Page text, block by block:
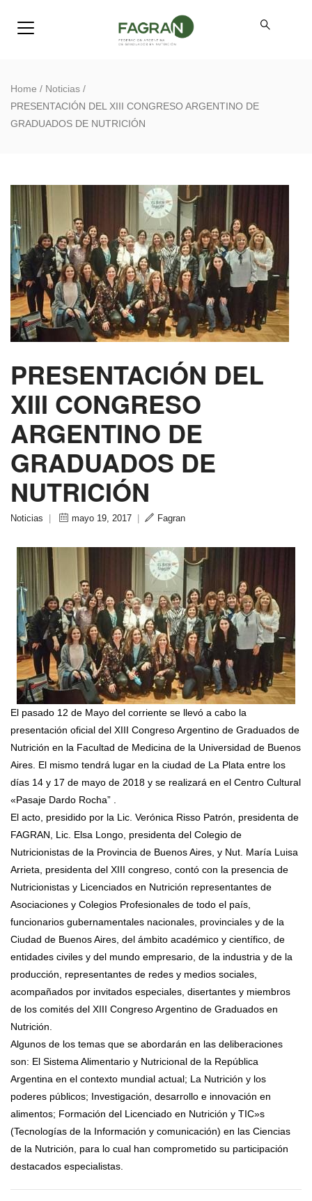
Home / Noticias /
PRESENTACIÓN DEL XIII CONGRESO ARGENTINO DE
GRADUADOS DE NUTRICIÓN
PRESENTACIÓN DEL
XIII CONGRESO
ARGENTINO DE
GRADUADOS DE
NUTRICIÓN
Noticias mayo 19, 2017 Fagran
El pasado 12 de Mayo del corriente se llevó a cabo la
presentación oficial del XIII Congreso Argentino de Graduados de
Nutrición en la Facultad de Medicina de la Universidad de Buenos
Aires. El mismo tendrá lugar en la ciudad de La Plata entre los
días 14 y 17 de mayo de 2018 y se realizará en el Centro Cultural
«Pasaje Dardo Rocha” .
El acto, presidido por la Lic. Verónica Risso Patrón, presidenta de
FAGRAN, Lic. Elsa Longo, presidenta del Colegio de
Nutricionistas de la Provincia de Buenos Aires, y Nut. María Luisa
Arrieta, presidenta del XIII congreso, contó con la presencia de
Nutricionistas y Licenciados en Nutrición representantes de
Asociaciones y Colegios Profesionales de todo el país,
funcionarios gubernamentales nacionales, provinciales y de la
Ciudad de Buenos Aires, del ámbito académico y científico, de
entidades civiles y del mundo empresario, de la industria y de la
producción, representantes de redes y medios sociales,
acompañados por invitados especiales, disertantes y miembros
de los comités del XIII Congreso Argentino de Graduados en
Nutrición.
Algunos de los temas que se abordarán en las deliberaciones
son: El Sistema Alimentario y Nutricional de la República
Argentina en el contexto mundial actual; La Nutrición y los
poderes públicos; Investigación, desarrollo e innovación en
alimentos; Formación del Licenciado en Nutrición y TIC»s
(Tecnologías de la Información y comunicación) en las Ciencias
de la Nutrición, para lo cual han comprometido su participación
destacados especialistas.